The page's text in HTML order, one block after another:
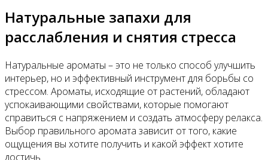
Натуральные запахи для
расслабления и снятия стресса
Натуральные ароматы – это не только способ улучшить
интерьер, но и эффективный инструмент для борьбы со
стрессом. Ароматы, исходящие от растений, обладают
успокаивающими свойствами, которые помогают
справиться с напряжением и создать атмосферу релакса.
Выбор правильного аромата зависит от того, какие
ощущения вы хотите получить и какой эффект хотите
достичь.